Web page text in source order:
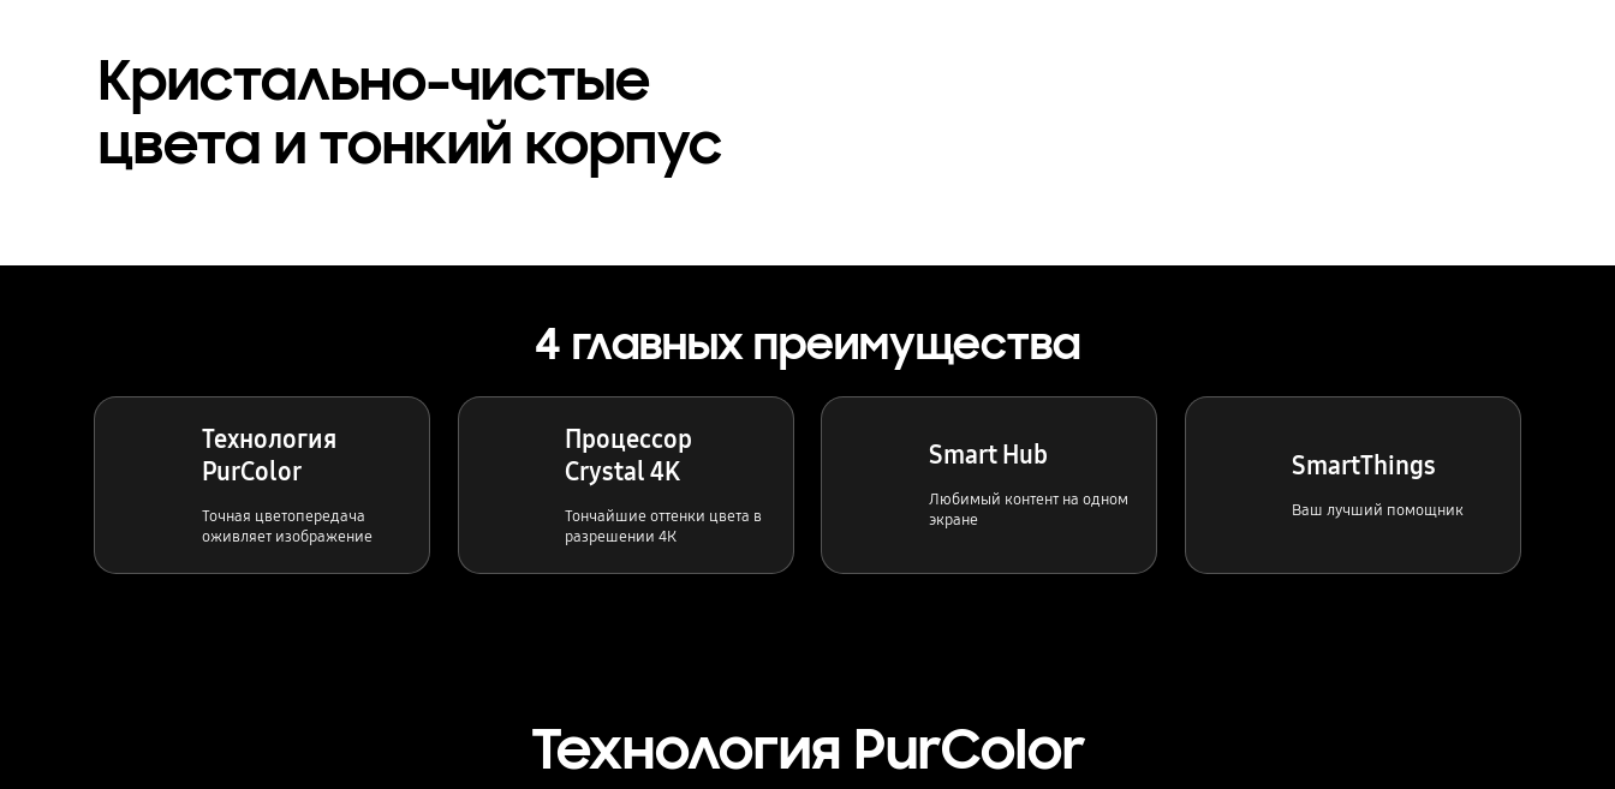
Кристально-чистые
цвета и тонкий корпус
4 главных преимущества
Технология
PurColor
Точная цветопередача
оживляет изображение
Процессор
Crystal 4K
Тончайшие оттенки цвета в
разрешении 4К
Smart Hub
Любимый контент на одном
экране
SmartThings
Ваш лучший помощник
Технология PurColor